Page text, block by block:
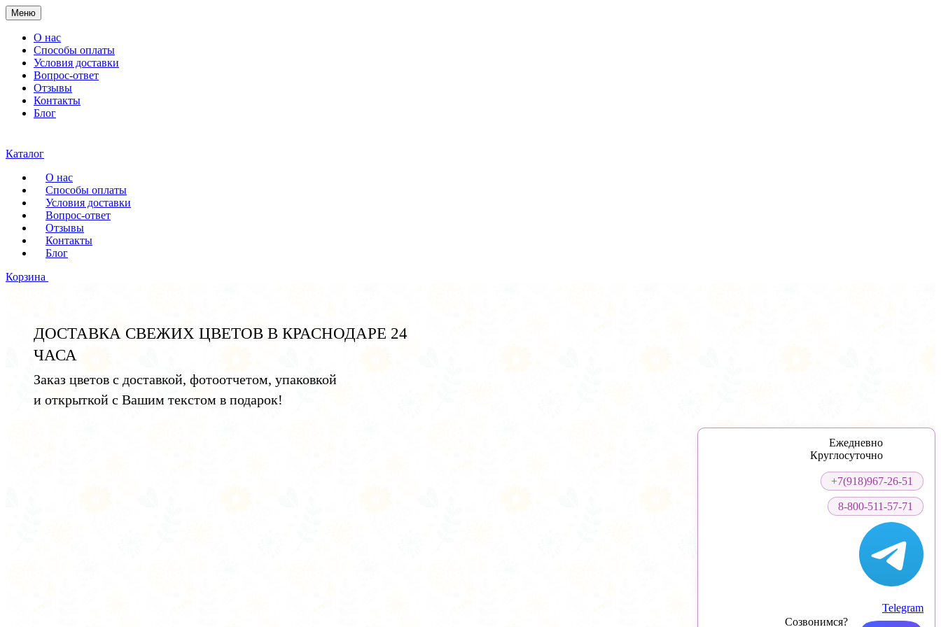
Меню
О нас
Способы оплаты
Условия доставки
Вопрос-ответ
Отзывы
Контакты
Блог
Каталог
О нас
Способы оплаты
Условия доставки
Вопрос-ответ
Отзывы
Контакты
Блог
Корзина
ДОСТАВКА СВЕЖИХ ЦВЕТОВ В КРАСНОДАРЕ 24
ЧАСА
Заказ цветов с доставкой, фотоотчетом, упаковкой
и открыткой с Вашим текстом в подарок!
Ежедневно
Круглосуточно
+7(918)967-26-51
8-800-511-57-71
Созвонимся?
Telegram